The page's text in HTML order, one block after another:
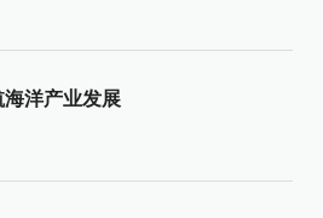
海洋产业发展